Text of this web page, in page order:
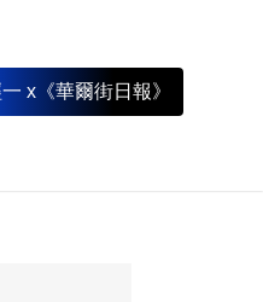
x《華爾街日報》